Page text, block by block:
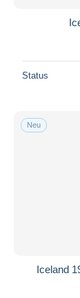
Status
Neu
Iceland